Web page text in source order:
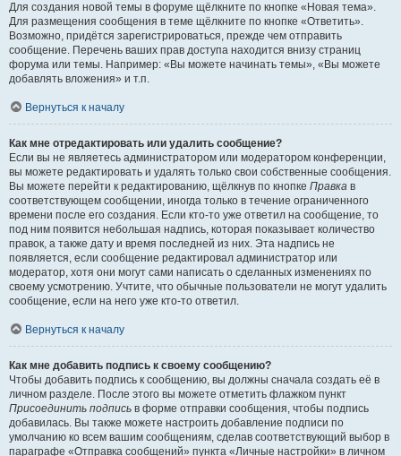
Для создания новой темы в форуме щёлкните по кнопке «Новая тема».
Для размещения сообщения в теме щёлкните по кнопке «Ответить».
Возможно, придётся зарегистрироваться, прежде чем отправить
сообщение. Перечень ваших прав доступа находится внизу страниц
форума или темы. Например: «Вы можете начинать темы», «Вы можете
добавлять вложения» и т.п.
Вернуться к началу
Как мне отредактировать или удалить сообщение?
Если вы не являетесь администратором или модератором конференции,
вы можете редактировать и удалять только свои собственные сообщения.
Вы можете перейти к редактированию, щёлкнув по кнопке Правка в
соответствующем сообщении, иногда только в течение ограниченного
времени после его создания. Если кто-то уже ответил на сообщение, то
под ним появится небольшая надпись, которая показывает количество
правок, а также дату и время последней из них. Эта надпись не
появляется, если сообщение редактировал администратор или
модератор, хотя они могут сами написать о сделанных изменениях по
своему усмотрению. Учтите, что обычные пользователи не могут удалить
сообщение, если на него уже кто-то ответил.
Вернуться к началу
Как мне добавить подпись к своему сообщению?
Чтобы добавить подпись к сообщению, вы должны сначала создать её в
личном разделе. После этого вы можете отметить флажком пункт
Присоединить подпись в форме отправки сообщения, чтобы подпись
добавилась. Вы также можете настроить добавление подписи по
умолчанию ко всем вашим сообщениям, сделав соответствующий выбор в
параграфе «Отправка сообщений» пункта «Личные настройки» в личном